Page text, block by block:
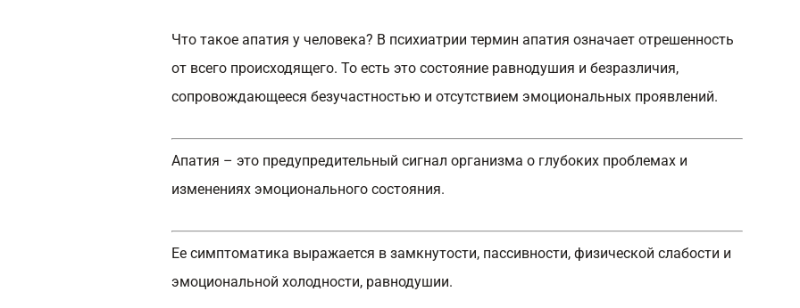
Что такое апатия у человека? В психиатрии термин апатия означает отрешенность
от всего происходящего. То есть это состояние равнодушия и безразличия,
сопровождающееся безучастностью и отсутствием эмоциональных проявлений.
Апатия – это предупредительный сигнал организма о глубоких проблемах и
изменениях эмоционального состояния.
Ее симптоматика выражается в замкнутости, пассивности, физической слабости и
эмоциональной холодности, равнодушии.